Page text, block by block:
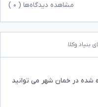
مشاهده دیدگاه‌ها ( ۰
بنیاد وکلا
شده در خمان شهر می توانید